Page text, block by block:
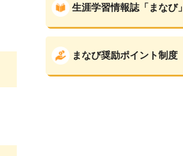
生涯学習情報誌「まなび」
まなび奨励ポイント制度